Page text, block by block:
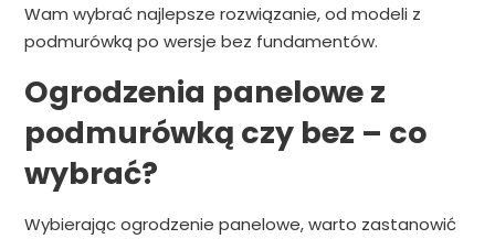
Wam wybrać najlepsze rozwiązanie, od modeli z
podmurówką po wersje bez fundamentów.
Ogrodzenia panelowe z
podmurówką czy bez – co
wybrać?
Wybierając ogrodzenie panelowe, warto zastanowić